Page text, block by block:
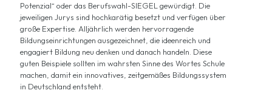
Potenzial“ oder das Berufswahl-SIEGEL gewürdigt. Die
jeweiligen Jurys sind hochkarätig besetzt und verfügen über
große Expertise. Alljährlich werden hervorragende
Bildungseinrichtungen ausgezeichnet, die ideenreich und
engagiert Bildung neu denken und danach handeln. Diese
guten Beispiele sollten im wahrsten Sinne des Wortes Schule
machen, damit ein innovatives, zeitgemäßes Bildungssystem
in Deutschland entsteht.